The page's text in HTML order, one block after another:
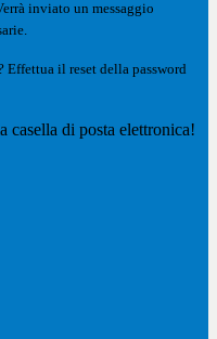
inviato un messaggio
Effettua il reset della password
casella di posta elettronica!